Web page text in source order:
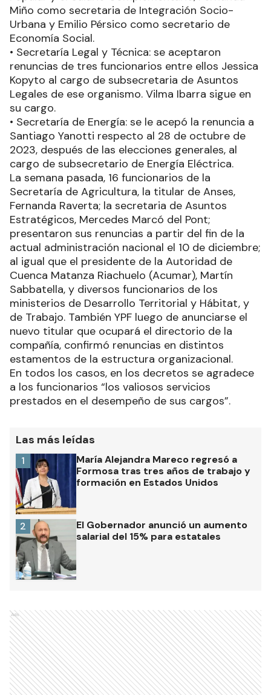
Miño como secretaria de Integración Socio-
Urbana y Emilio Pérsico como secretario de
Economía Social.
• Secretaría Legal y Técnica: se aceptaron
renuncias de tres funcionarios entre ellos Jessica
Kopyto al cargo de subsecretaria de Asuntos
Legales de ese organismo. Vilma Ibarra sigue en
su cargo.
• Secretaría de Energía: se le acepó la renuncia a
Santiago Yanotti respecto al 28 de octubre de
2023, después de las elecciones generales, al
cargo de subsecretario de Energía Eléctrica.
La semana pasada, 16 funcionarios de la
Secretaría de Agricultura, la titular de Anses,
Fernanda Raverta; la secretaria de Asuntos
Estratégicos, Mercedes Marcó del Pont;
presentaron sus renuncias a partir del fin de la
actual administración nacional el 10 de diciembre;
al igual que el presidente de la Autoridad de
Cuenca Matanza Riachuelo (Acumar), Martín
Sabbatella, y diversos funcionarios de los
ministerios de Desarrollo Territorial y Hábitat, y
de Trabajo. También YPF luego de anunciarse el
nuevo titular que ocupará el directorio de la
compañía, confirmó renuncias en distintos
estamentos de la estructura organizacional.
En todos los casos, en los decretos se agradece
a los funcionarios “los valiosos servicios
prestados en el desempeño de sus cargos”.
Las más leídas
María Alejandra Mareco regresó a
Formosa tras tres años de trabajo y
formación en Estados Unidos
1
El Gobernador anunció un aumento
salarial del 15% para estatales
2
Ads